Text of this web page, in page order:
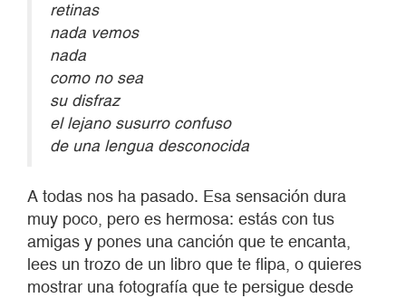
retinas
nada vemos
nada
como no sea
su disfraz
el lejano susurro confuso
de una lengua desconocida
A todas nos ha pasado. Esa sensación dura
muy poco, pero es hermosa: estás con tus
amigas y pones una canción que te encanta,
lees un trozo de un libro que te flipa, o quieres
mostrar una fotografía que te persigue desde